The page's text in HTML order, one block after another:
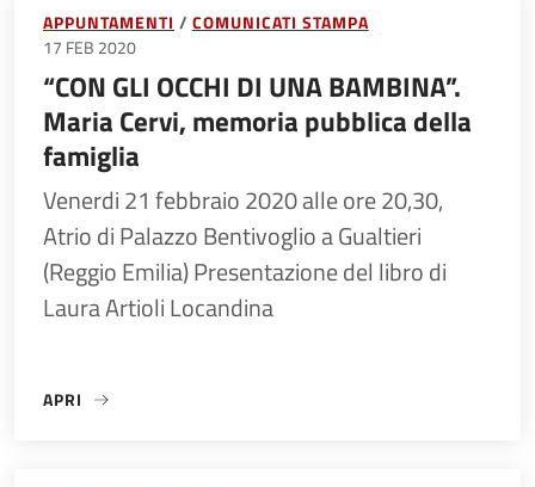
APPUNTAMENTI
COMUNICATI STAMPA
17 FEB 2020
“CON GLI OCCHI DI UNA BAMBINA”.
Maria Cervi, memoria pubblica della
famiglia
Venerdi 21 febbraio 2020 alle ore 20,30,
Atrio di Palazzo Bentivoglio a Gualtieri
(Reggio Emilia) Presentazione del libro di
Laura Artioli Locandina
APRI
«“CON GLI OCCHI DI UNA BAMBINA”. MARIA CERVI,